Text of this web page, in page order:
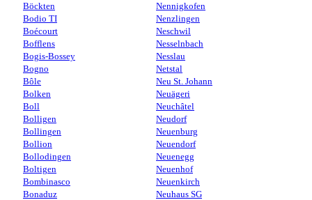
Böckten
Bodio TI
Boécourt
Bofflens
Bogis-Bossey
Bogno
Bôle
Bolken
Boll
Bolligen
Bollingen
Bollion
Bollodingen
Boltigen
Bombinasco
Bonaduz
Nennigkofen
Nenzlingen
Neschwil
Nesselnbach
Nesslau
Netstal
Neu St. Johann
Neuägeri
Neuchâtel
Neudorf
Neuenburg
Neuendorf
Neuenegg
Neuenhof
Neuenkirch
Neuhaus SG